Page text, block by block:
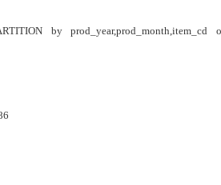
by prod_year,prod_month,item_cd